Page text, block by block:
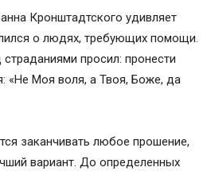
Кронштадтского удивляет
о людях, требующих помощи.
просил: пронести
«Не Моя воля, а Твоя, Боже, да
заканчивать любое прошение,
вариант. До определенных